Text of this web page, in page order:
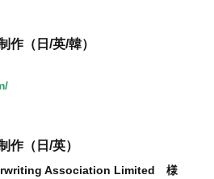
作（日/英/韓）
作（日/英）
Association Limited 様